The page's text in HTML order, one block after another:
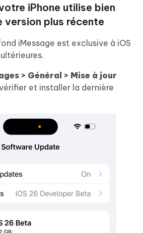
iPhone utilise bien
version plus récente
iMessage est exclusive à iOS
> Général > Mise à jour
et installer la dernière